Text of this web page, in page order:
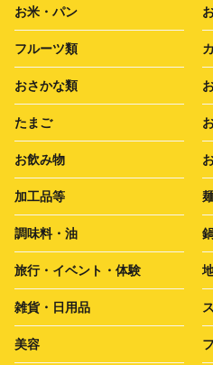
お米・パン
フルーツ類
おさかな類
たまご
お飲み物
加工品等
調味料・油
旅行・イベント・体験
雑貨・日用品
美容